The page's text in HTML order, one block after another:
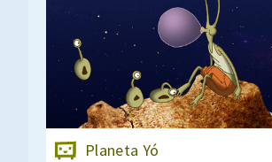
Planeta Yó